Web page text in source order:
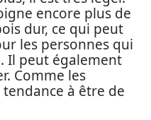
encore plus de
dur, ce qui peut
les personnes qui
Il peut également
Comme les
à être de